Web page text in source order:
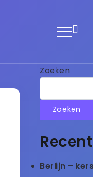
Zoeken
Zoeken
Berlijn –